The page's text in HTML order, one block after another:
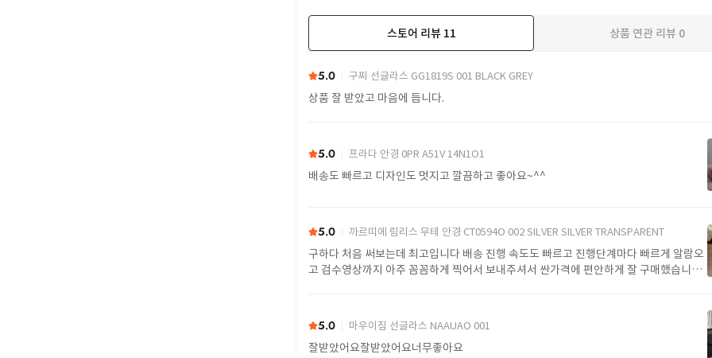
스토어 리뷰 11 상품 연관 리뷰 0
5.0 구찌 선글라스 GG1819S 001 BLACK GREY
상품 잘 받았고 마음에 듭니다.
5.0 프라다 안경 0PR A51V 14N1O1
배송도 빠르고 디자인도 멋지고 깔끔하고 좋아요~^^
5.0 까르띠에 림리스 무테 안경 CT0594O 002 SILVER SILVER TRANSPARENT
구하다 처음 써보는데 최고입니다 배송 진행 속도도 빠르고 진행단계마다 빠르게 알람오
고 검수영상까지 아주 꼼꼼하게 찍어서 보내주셔서 싼가격에 편안하게 잘 구매했습니다.
5.0 마우이짐 선글라스 NAAUAO 001
잘받았어요잘받았어요너무좋아요